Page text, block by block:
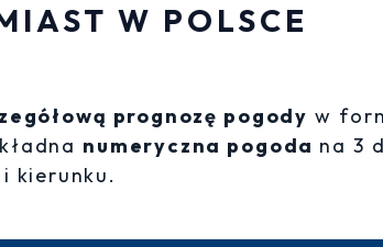
W POLSCE
prognozę pogody w
numeryczna pogoda na 3
kierunku.